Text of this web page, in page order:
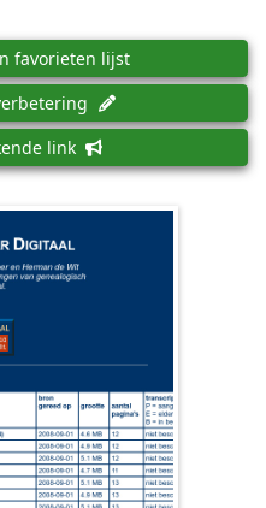
favorieten lijst
link